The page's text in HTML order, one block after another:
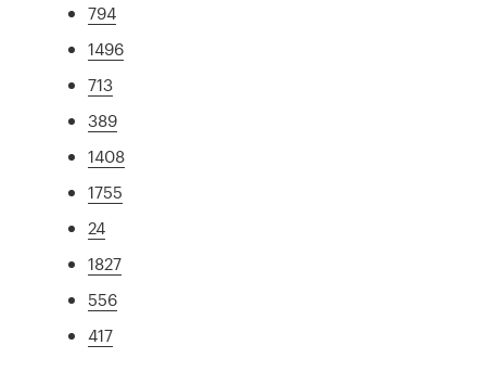
794
1496
713
389
1408
1755
24
1827
556
417